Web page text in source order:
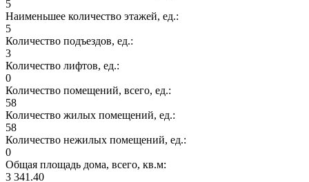
5
Наименьшее количество этажей, ед.:
5
Количество подъездов, ед.:
3
Количество лифтов, ед.:
0
Количество помещений, всего, ед.:
58
Количество жилых помещений, ед.:
58
Количество нежилых помещений, ед.:
0
Общая площадь дома, всего, кв.м:
3 341.40